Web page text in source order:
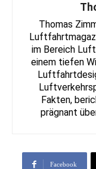
Thomas
im Bereich
einem tiefen
Fakten,
prägnant
Facebook